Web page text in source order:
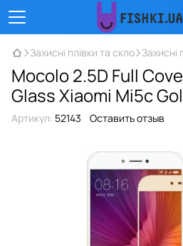
Захисні плівки та скло Захисні
Mocolo 2.5D Full
Glass Xiaomi Mi5c
Артикул: 52143 Оставить отзыв